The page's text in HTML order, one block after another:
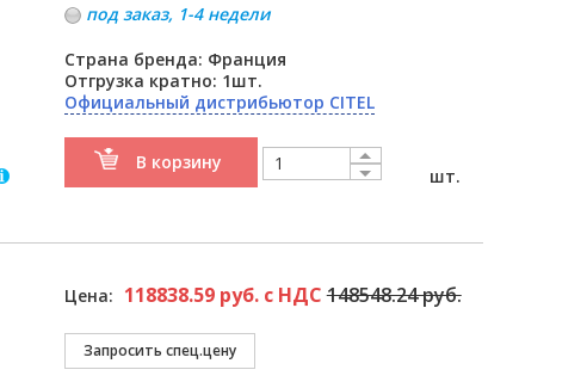
под заказ, 1-4 недели
Страна бренда: Франция
Отгрузка кратно: 1шт.
Официальный дистрибьютор CITEL
В корзину
шт.
Цена: 118838.59 руб. с НДС148548.24 руб.